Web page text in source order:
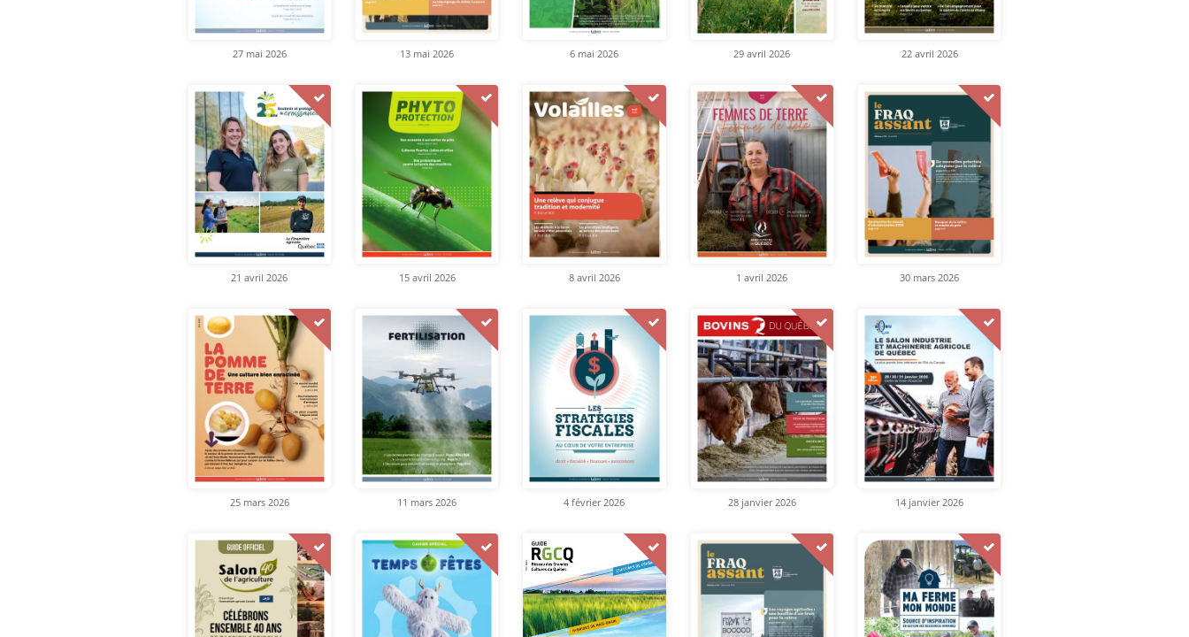
27 mai 2026 13 mai 2026 6 mai 2026 29 avril 2026 22 avril 2026
21 avril 2026 15 avril 2026 8 avril 2026 1 avril 2026 30 mars 2026
25 mars 2026 11 mars 2026 4 février 2026 28 janvier 2026 14 janvier 2026